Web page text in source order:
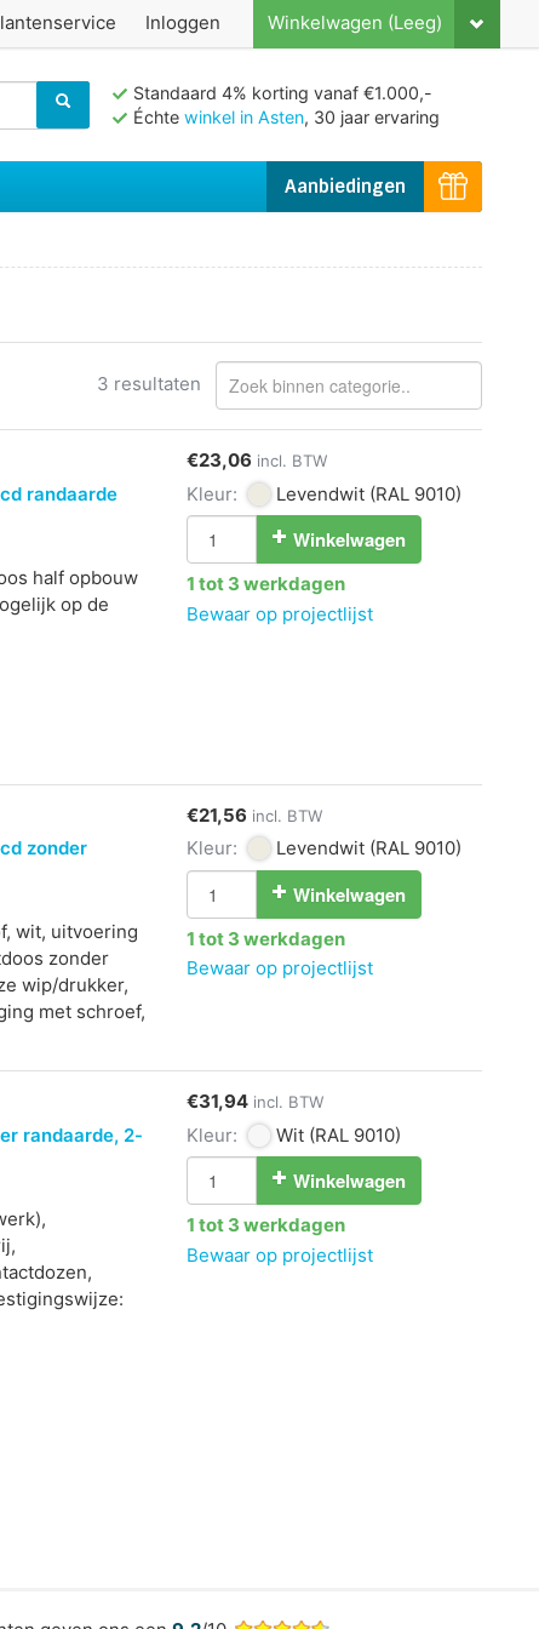
Winkelwagen (Leeg)
Inloggen
Standaard 4% korting vanaf €1.000,-
Échte winkel in Asten, 30 jaar ervaring
Aanbiedingen
3 resultaten
randaarde
half opbouw
op de
€23,06 incl. BTW
Kleur: Levendwit (RAL 9010)
Winkelwagen
1 tot 3 werkdagen
Bewaar op projectlijst
zonder
wit, uitvoering
zonder
wip/drukker,
met schroef,
€21,56 incl. BTW
Kleur: Levendwit (RAL 9010)
Winkelwagen
1 tot 3 werkdagen
Bewaar op projectlijst
randaarde, 2-
€31,94 incl. BTW
Kleur: Wit (RAL 9010)
Winkelwagen
1 tot 3 werkdagen
Bewaar op projectlijst